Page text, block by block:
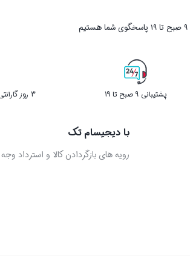
پشتیبانی 9 صبح تا 19 3 روز گارانتی بازگشت کالا در صورت خرابی
با دیجیسام تک
رویه های بازگردادن کالا و استرداد وجه